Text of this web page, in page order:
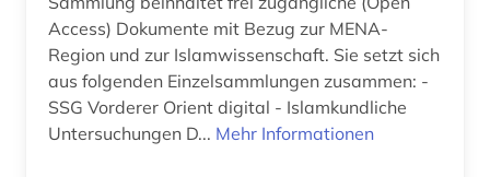
märchen (1)
naher osten (13)
niederländisch (1)
nordafrika (2)
Access) Dokumente mit Bezug zur MENA-
Region und zur Islamwissenschaft. Sie setzt sich
aus folgenden Einzelsammlungen zusammen: -
SSG Vorderer Orient digital - Islamkundliche
Untersuchungen D... Mehr Informationen